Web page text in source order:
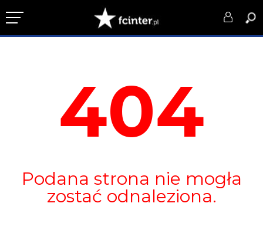
SERWIS
404
Podana strona nie mogła
zostać odnaleziona.